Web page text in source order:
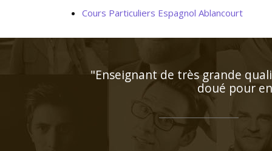
Cours Particuliers Espagnol Ablancourt